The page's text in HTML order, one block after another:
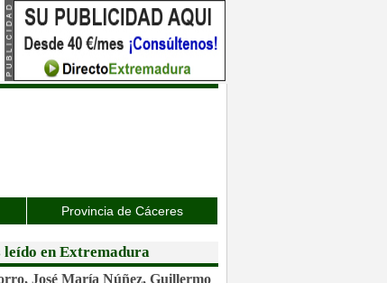
Provincia de Cáceres
leído en Extremadura
José María Núñez, Guillermo